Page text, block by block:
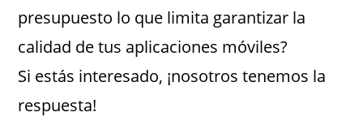
presupuesto lo que limita garantizar la
calidad de tus aplicaciones móviles?
Si estás interesado, ¡nosotros tenemos la
respuesta!